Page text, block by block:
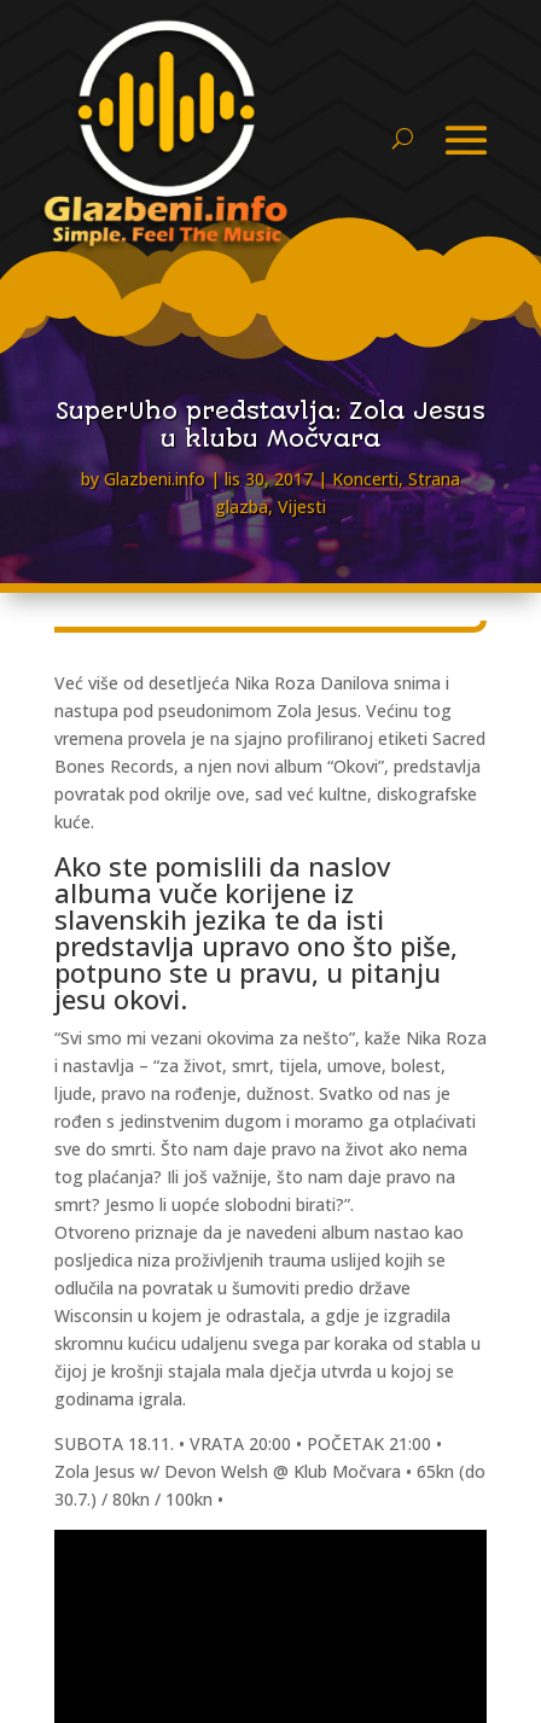
SuperUho predstavlja: Zola Jesus
u klubu Močvara
byGlazbeni.info lis 30, 2017 Koncerti, Strana
glazba,Vijesti
Već više od desetljeća Nika Roza Danilova snima i
nastupa pod pseudonimom Zola Jesus. Većinu tog
vremena provela je na sjajno profiliranoj etiketi Sacred
Bones Records, a njen novi album “Okovi”, predstavlja
povratak pod okrilje ove, sad već kultne, diskografske
kuće.
Ako ste pomislili da naslov
albuma vuče korijene iz
slavenskih jezika te da isti
predstavlja upravo ono što piše,
potpuno ste u pravu, u pitanju
jesu okovi.
“Svi smo mi vezani okovima za nešto”, kaže Nika Roza
i nastavlja – “za život, smrt, tijela, umove, bolest,
ljude, pravo na rođenje, dužnost. Svatko od nas je
rođen s jedinstvenim dugom i moramo ga otplaćivati
sve do smrti. Što nam daje pravo na život ako nema
tog plaćanja? Ili još važnije, što nam daje pravo na
smrt? Jesmo li uopće slobodni birati?”.
Otvoreno priznaje da je navedeni album nastao kao
posljedica niza proživljenih trauma uslijed kojih se
odlučila na povratak u šumoviti predio države
Wisconsin u kojem je odrastala, a gdje je izgradila
skromnu kućicu udaljenu svega par koraka od stabla u
čijoj je krošnji stajala mala dječja utvrda u kojoj se
godinama igrala.
SUBOTA 18.11. • VRATA 20:00 • POČETAK 21:00 •
Zola Jesus w/ Devon Welsh @ Klub Močvara • 65kn (do
30.7.) / 80kn / 100kn •